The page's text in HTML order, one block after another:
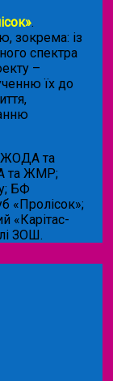
.
зокрема: із
спектра
–
їх до
ЖОДА та
та ЖМР;
БФ
«Пролісок»;
«Карітас-
ЗОШ.